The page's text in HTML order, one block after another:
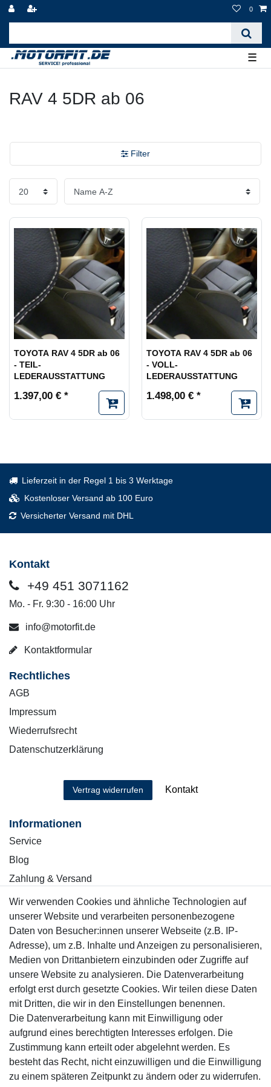
0
☰
RAV 4 5DR ab 06
Filter
TOYOTA RAV 4 5DR ab 06
- TEIL-
LEDERAUSSTATTUNG
1.397,00 € *
TOYOTA RAV 4 5DR ab 06
- VOLL-
LEDERAUSSTATTUNG
1.498,00 € *
Lieferzeit in der Regel 1 bis 3 Werktage
Kostenloser Versand ab 100 Euro
Versicherter Versand mit DHL
Kontakt
+49 451 3071162
Mo. - Fr. 9:30 - 16:00 Uhr
info@motorfit.de
Kontaktformular
Rechtliches
AGB
Impressum
Wiederrufsrecht
Datenschutzerklärung
Vertrag widerrufen Kontakt
Informationen
Service
Blog
Zahlung & Versand
Sicher einkaufen
Mitglied
Motor-Fit
© Copyright 2026 | Alle Rechte vorbehalten.
Wir verwenden Cookies und ähnliche Technologien auf
unserer Website und verarbeiten personenbezogene
Daten von Besucher:innen unserer Webseite (z.B. IP-
Adresse), um z.B. Inhalte und Anzeigen zu personalisieren,
Medien von Drittanbietern einzubinden oder Zugriffe auf
unsere Website zu analysieren. Die Datenverarbeitung
erfolgt erst durch gesetzte Cookies. Wir teilen diese Daten
mit Dritten, die wir in den Einstellungen benennen.
Die Datenverarbeitung kann mit Einwilligung oder
aufgrund eines berechtigten Interesses erfolgen. Die
Zustimmung kann erteilt oder abgelehnt werden. Es
besteht das Recht, nicht einzuwilligen und die Einwilligung
zu einem späteren Zeitpunkt zu ändern oder zu widerrufen.